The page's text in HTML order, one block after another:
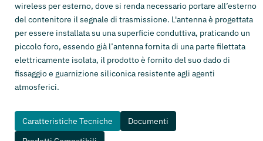
wireless per esterno, dove si renda necessario portare all’esterno
del contenitore il segnale di trasmissione. L'antenna è progettata
per essere installata su una superficie conduttiva, praticando un
piccolo foro, essendo già l’antenna fornita di una parte filettata
elettricamente isolata, il prodotto è fornito del suo dado di
fissaggio e guarnizione siliconica resistente agli agenti
atmosferici.
Caratteristiche Tecniche
Documenti